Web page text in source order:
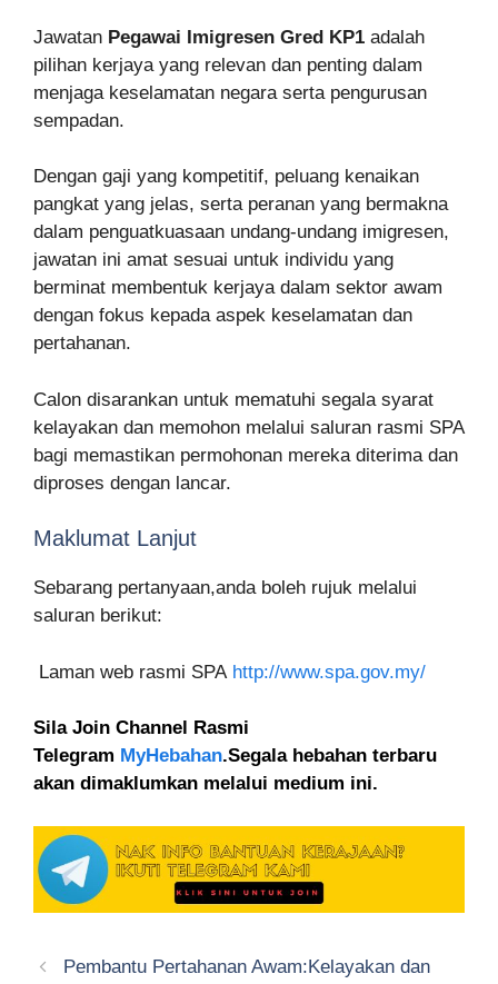
Jawatan Pegawai Imigresen Gred KP1 adalah
pilihan kerjaya yang relevan dan penting dalam
menjaga keselamatan negara serta pengurusan
sempadan.
Dengan gaji yang kompetitif, peluang kenaikan
pangkat yang jelas, serta peranan yang bermakna
dalam penguatkuasaan undang-undang imigresen,
jawatan ini amat sesuai untuk individu yang
berminat membentuk kerjaya dalam sektor awam
dengan fokus kepada aspek keselamatan dan
pertahanan.
Calon disarankan untuk mematuhi segala syarat
kelayakan dan memohon melalui saluran rasmi SPA
bagi memastikan permohonan mereka diterima dan
diproses dengan lancar.
Maklumat Lanjut
Sebarang pertanyaan,anda boleh rujuk melalui
saluran berikut:
Laman web rasmi SPA http://www.spa.gov.my/
Sila Join Channel Rasmi
Telegram MyHebahan.Segala hebahan terbaru
akan dimaklumkan melalui medium ini.
Pembantu Pertahanan Awam:Kelayakan dan